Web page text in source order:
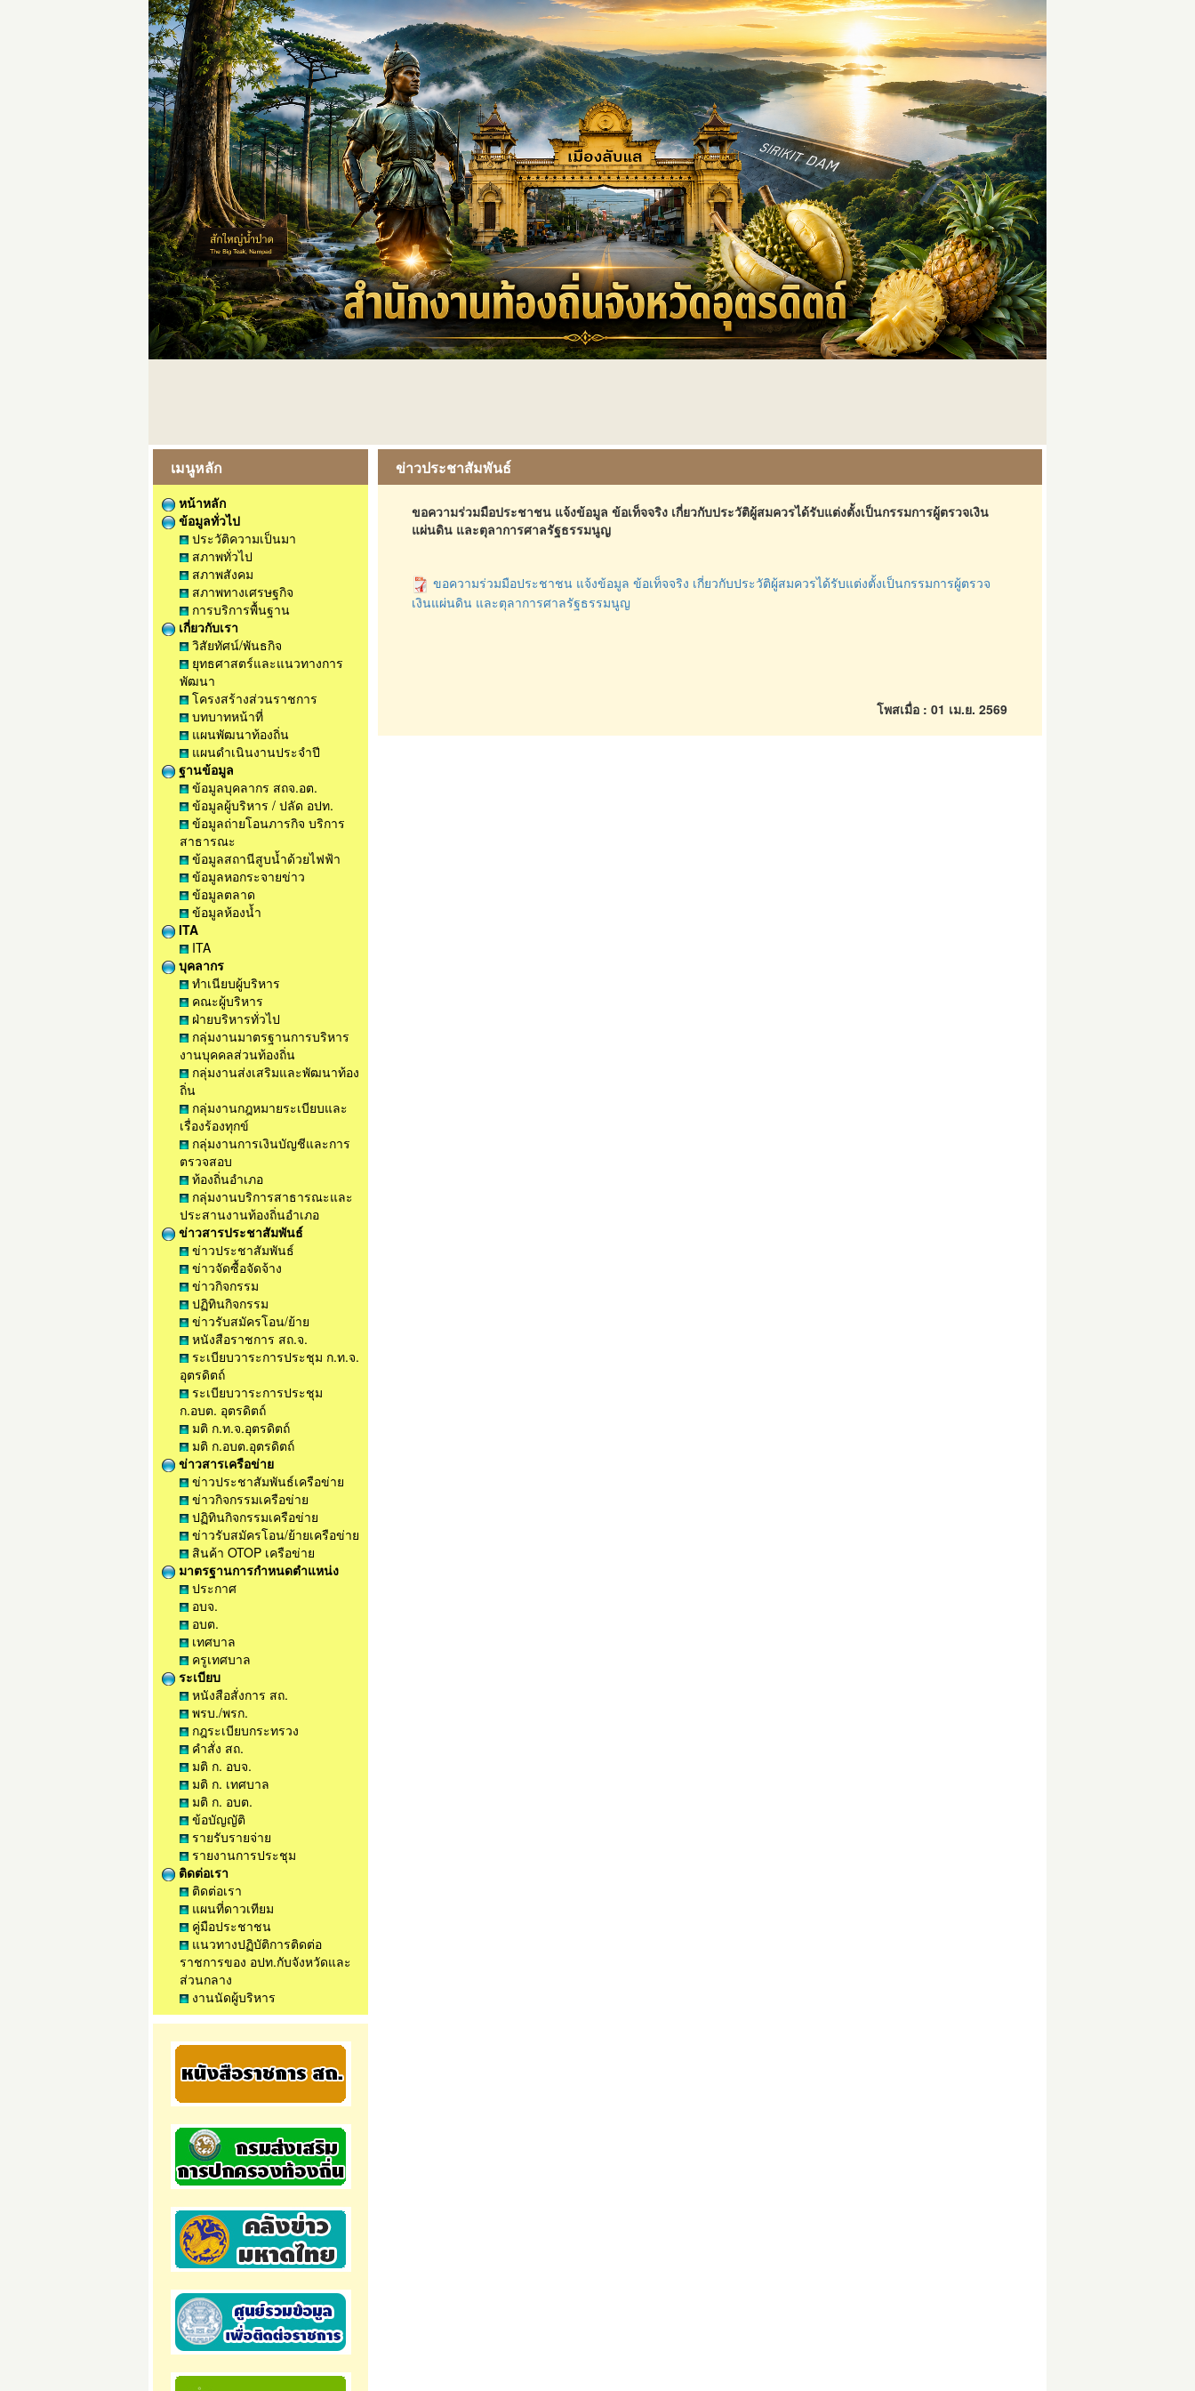
เมนูหลัก
หน้าหลัก
ข้อมูลทั่วไป
ประวัติความเป็นมา
สภาพทั่วไป
สภาพสังคม
สภาพทางเศรษฐกิจ
การบริการพื้นฐาน
เกี่ยวกับเรา
วิสัยทัศน์/พันธกิจ
ยุทธศาสตร์และแนวทางการ
พัฒนา
โครงสร้างส่วนราชการ
บทบาทหน้าที่
แผนพัฒนาท้องถิ่น
แผนดำเนินงานประจำปี
ฐานข้อมูล
ข้อมูลบุคลากร สถจ.อต.
ข้อมูลผู้บริหาร / ปลัด อปท.
ข้อมูลถ่ายโอนภารกิจ บริการ
สาธารณะ
ข้อมูลสถานีสูบน้ำด้วยไฟฟ้า
ข้อมูลหอกระจายข่าว
ข้อมูลตลาด
ข้อมูลห้องน้ำ
ITA
ITA
บุคลากร
ทำเนียบผู้บริหาร
คณะผู้บริหาร
ฝ่ายบริหารทั่วไป
กลุ่มงานมาตรฐานการบริหาร
งานบุคคลส่วนท้องถิ่น
กลุ่มงานส่งเสริมและพัฒนาท้อง
ถิ่น
กลุ่มงานกฎหมายระเบียบและ
เรื่องร้องทุกข์
กลุ่มงานการเงินบัญชีและการ
ตรวจสอบ
ท้องถิ่นอำเภอ
กลุ่มงานบริการสาธารณะและ
ประสานงานท้องถิ่นอำเภอ
ข่าวสารประชาสัมพันธ์
ข่าวประชาสัมพันธ์
ข่าวจัดซื้อจัดจ้าง
ข่าวกิจกรรม
ปฏิทินกิจกรรม
ข่าวรับสมัครโอน/ย้าย
หนังสือราชการ สถ.จ.
ระเบียบวาระการประชุม ก.ท.จ.
อุตรดิตถ์
ระเบียบวาระการประชุม
ก.อบต. อุตรดิตถ์
มติ ก.ท.จ.อุตรดิตถ์
มติ ก.อบต.อุตรดิตถ์
ข่าวสารเครือข่าย
ข่าวประชาสัมพันธ์เครือข่าย
ข่าวกิจกรรมเครือข่าย
ปฏิทินกิจกรรมเครือข่าย
ข่าวรับสมัครโอน/ย้ายเครือข่าย
สินค้า OTOP เครือข่าย
มาตรฐานการกำหนดตำแหน่ง
ประกาศ
อบจ.
อบต.
เทศบาล
ครูเทศบาล
ระเบียบ
หนังสือสั่งการ สถ.
พรบ./พรก.
กฎระเบียบกระทรวง
คำสั่ง สถ.
มติ ก. อบจ.
มติ ก. เทศบาล
มติ ก. อบต.
ข้อบัญญัติ
รายรับรายจ่าย
รายงานการประชุม
ติดต่อเรา
ติดต่อเรา
แผนที่ดาวเทียม
คู่มือประชาชน
แนวทางปฏิบัติการติดต่อ
ราชการของ อปท.กับจังหวัดและ
ส่วนกลาง
งานนัดผู้บริหาร
ข่าวประชาสัมพันธ์
ขอความร่วมมือประชาชน แจ้งข้อมูล ข้อเท็จจริง เกี่ยวกับประวัติผู้สมควรได้รับแต่งตั้งเป็นกรรมการผู้ตรวจเงิน
แผ่นดิน และตุลาการศาลรัฐธรรมนูญ
ขอความร่วมมือประชาชน แจ้งข้อมูล ข้อเท็จจริง เกี่ยวกับประวัติผู้สมควรได้รับแต่งตั้งเป็นกรรมการผู้ตรวจ
เงินแผ่นดิน และตุลาการศาลรัฐธรรมนูญ
โพสเมื่อ : 01 เม.ย. 2569